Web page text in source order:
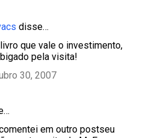
disse…
que vale o investimento,
pela visita!
30, 2007
em outro postseu